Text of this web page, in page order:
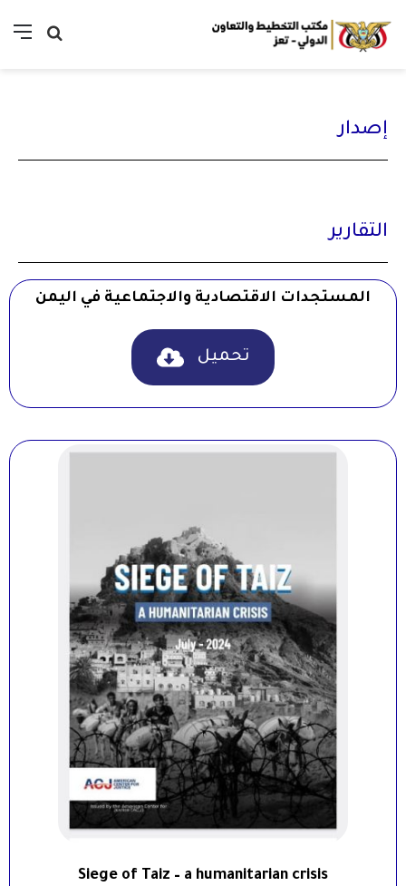
إصدار
التقارير
المستجدات الاقتصادية والاجتماعية في اليمن
تحميل
Siege of Taiz – a humanitarian crisis